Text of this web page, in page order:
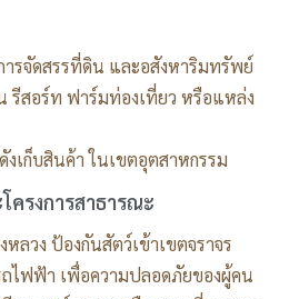
ารจัดสรรที่ดิน และอสังหาริมทรัพย์
รีสอร์ท ฟาร์มท่องเที่ยว หรือแหล่ง
งเก็บสินค้า ในเขตอุตสาหกรรม
ครงการสาธารณะ
ลวง ป้องกันสัตว์เข้าเขตจราจร
ไฟฟ้า เพื่อความปลอดภัยของผู้คน